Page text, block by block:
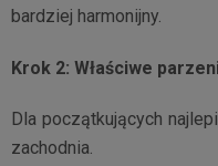
bardziej harmonijny.
Krok 2: Właściwe
Dla początkujących
zachodnia.